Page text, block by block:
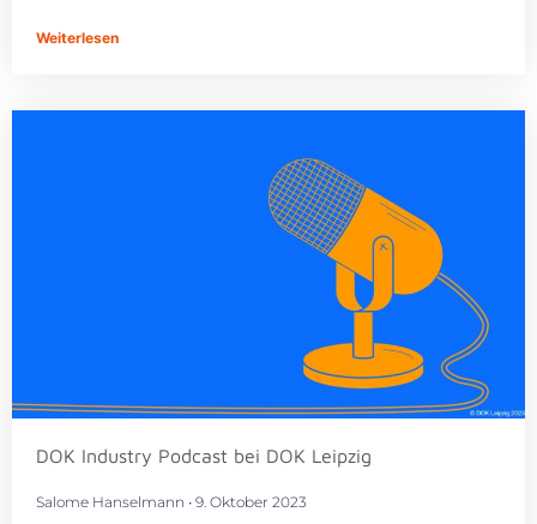
Weiterlesen
DOK Industry Podcast bei DOK Leipzig
Salome Hanselmann 9. Oktober 2023